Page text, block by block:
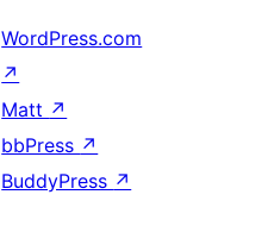
WordPress.com
↗
Matt ↗
bbPress ↗
BuddyPress ↗